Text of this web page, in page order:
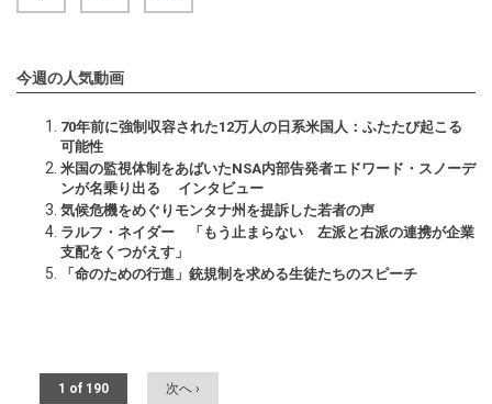
今週の人気動画
70年前に強制収容された12万人の日系米国人：ふたたび起こる
可能性
米国の監視体制をあばいたNSA内部告発者エドワード・スノーデ
ンが名乗り出る インタビュー
気候危機をめぐりモンタナ州を提訴した若者の声
ラルフ・ネイダー 「もう止まらない 左派と右派の連携が企業
支配をくつがえす」
「命のための行進」銃規制を求める生徒たちのスピーチ
1 of 190 次へ ›